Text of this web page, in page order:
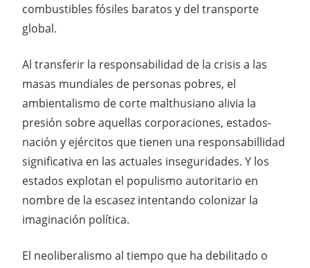
combustibles fósiles baratos y del transporte
global.
Al transferir la responsabilidad de la crisis a las
masas mundiales de personas pobres, el
ambientalismo de corte malthusiano alivia la
presión sobre aquellas corporaciones, estados-
nación y ejércitos que tienen una responsabillidad
significativa en las actuales inseguridades. Y los
estados explotan el populismo autoritario en
nombre de la escasez intentando colonizar la
imaginación política.
El neoliberalismo al tiempo que ha debilitado o